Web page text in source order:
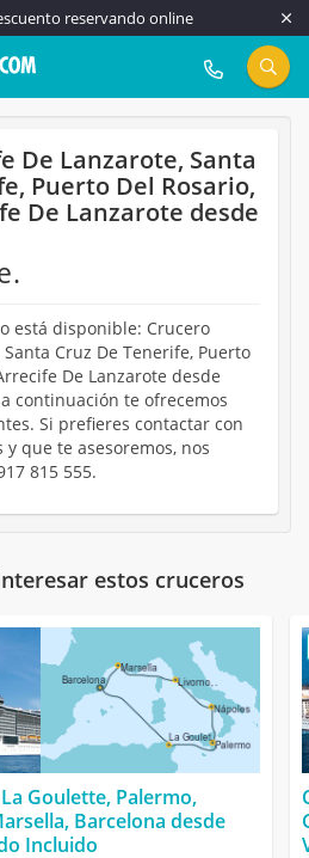
reservando online
917 815 555
De Lanzarote, Santa
Puerto Del Rosario,
De Lanzarote desde
está disponible: Crucero
Cruz De Tenerife, Puerto
De Lanzarote desde
continuación te ofrecemos
Si prefieres contactar con
que te asesoremos, nos
815 555.
estos cruceros
Goulette, Palermo,
Barcelona desde
Incluido